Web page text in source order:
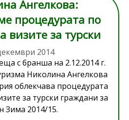
Ангелкова:
процедурата по
визите за турски
за зимния сезон
2014
с бранша на 2.12.2014 г.
Николина Ангелкова
облекчава процедурата
за турски граждани за
Зима 2014/15.